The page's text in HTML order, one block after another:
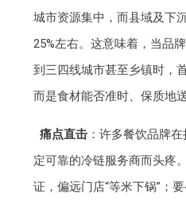
城市资源集中，而县域及下
25%左右。这意味着，当品
到三四线城市甚至乡镇时，
而是食材能否准时、保质地送
痛点直击：许多餐饮品牌
定可靠的冷链服务商而头疼
证，偏远门店“等米下锅”；